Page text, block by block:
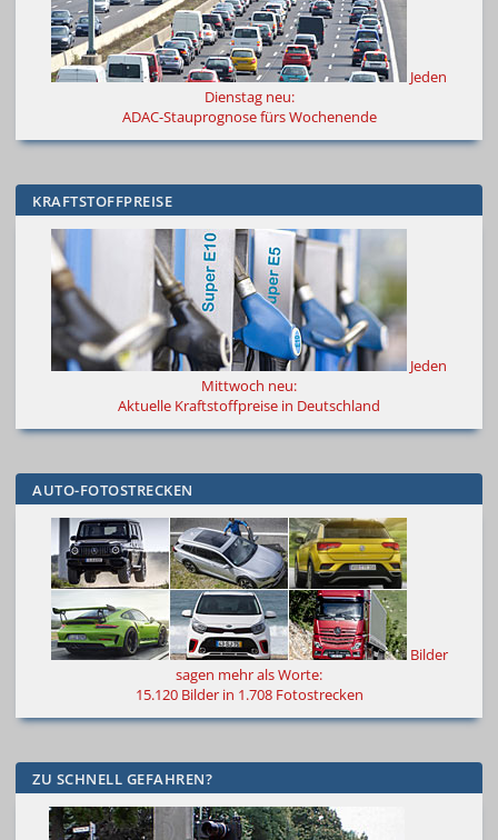
Jeden
Dienstag neu:
ADAC-Stauprognose fürs Wochenende
KRAFTSTOFFPREISE
Jeden
Mittwoch neu:
Aktuelle Kraftstoffpreise in Deutschland
AUTO-FOTOSTRECKEN
Bilder
sagen mehr als Worte:
15.120 Bilder in 1.708 Fotostrecken
ZU SCHNELL GEFAHREN?